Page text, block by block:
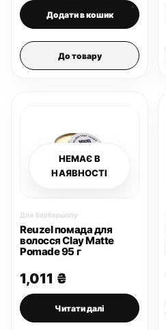
Додати в кошик
До товару
НЕМАЄ В
НАЯВНОСТІ
Для барбершопу
Reuzel помада для
волосся Clay Matte
Pomade 95 г
1,011 ₴
Читати далі